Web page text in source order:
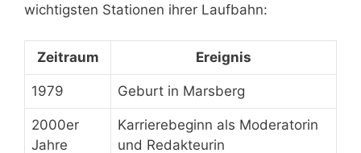
wichtigsten Stationen ihrer Laufbahn:
Zeitraum Ereignis
1979 Geburt in Marsberg
2000er
Jahre
Karrierebeginn als Moderatorin
und Redakteurin